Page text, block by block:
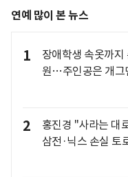
연예 많이 본 뉴스
1
장애학생 속옷까
원…주인공은 개그
2
홍진경 "사라는 대
삼전·닉스 손실 토